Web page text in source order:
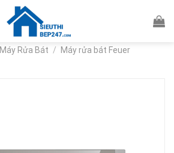
Máy Rửa Bát / Máy rửa bát Feuer